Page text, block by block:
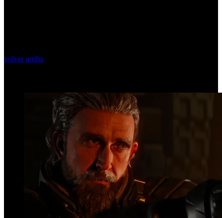
volver arriba